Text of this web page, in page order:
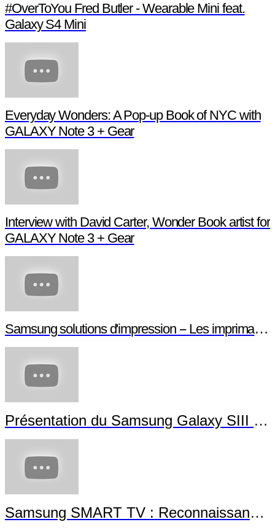
#OverToYou Fred Butler - Wearable Mini feat.
Galaxy S4 Mini
Everyday Wonders: A Pop-up Book of NYC with
GALAXY Note 3 + Gear
Interview with David Carter, Wonder Book artist for
GALAXY Note 3 + Gear
Samsung solutions d'impression -- Les imprimantes NFC
Présentation du Samsung Galaxy SIII Mini
Samsung SMART TV : Reconnaissance Gestuelle